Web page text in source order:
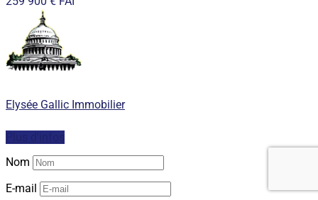
Elysée Gallic Immobilier
Plus d'infos
Nom
E-mail